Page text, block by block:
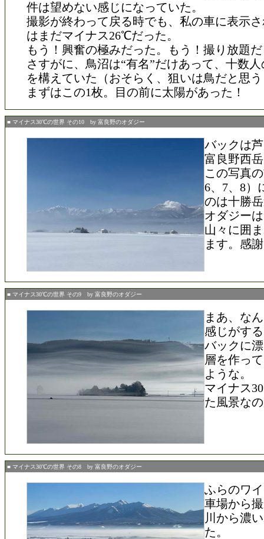
件は望めない感じになっていた。
撮影が終わって戻る時でも、私の車に表示
はまだマイナス26℃だった。
もう！興奮の極みだった。もう！撮り放題
さすがに、鳥沼は“有名”だけあって、十数
を構えていた（おそらく、狙いは鳥だと思
まずはこの1枚。目の前に太陽があった！
■ マイナス30℃の世界 その10 by 富良野のオダジー
バックは
富良野西
この写真
6、7、8）
のは十勝
オダジー
山々に囲
ます。感
■ マイナス30℃の世界 その9 by 富良野のオダジー
まあ、な
感じがす
バックに
層を作っ
ような。
マイナス
た風景な
■ マイナス30℃の世界 その8 by 富良野のオダジー
ふらのワ
車場から
川から濃
た。